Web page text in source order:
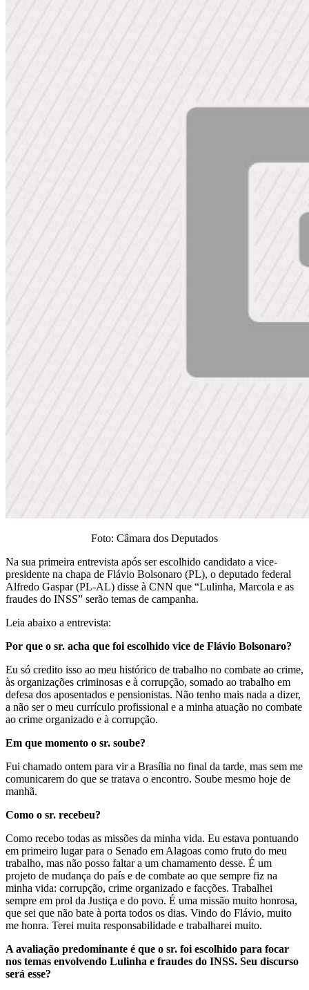
Foto: Câmara dos Deputados
Na sua primeira entrevista após ser escolhido candidato a vice-
presidente na chapa de Flávio Bolsonaro (PL), o deputado federal
Alfredo Gaspar (PL-AL) disse à CNN que “Lulinha, Marcola e as
fraudes do INSS” serão temas de campanha.
Leia abaixo a entrevista:
Por que o sr. acha que foi escolhido vice de Flávio Bolsonaro?
Eu só credito isso ao meu histórico de trabalho no combate ao crime,
às organizações criminosas e à corrupção, somado ao trabalho em
defesa dos aposentados e pensionistas. Não tenho mais nada a dizer,
a não ser o meu currículo profissional e a minha atuação no combate
ao crime organizado e à corrupção.
Em que momento o sr. soube?
Fui chamado ontem para vir a Brasília no final da tarde, mas sem me
comunicarem do que se tratava o encontro. Soube mesmo hoje de
manhã.
Como o sr. recebeu?
Como recebo todas as missões da minha vida. Eu estava pontuando
em primeiro lugar para o Senado em Alagoas como fruto do meu
trabalho, mas não posso faltar a um chamamento desse. É um
projeto de mudança do país e de combate ao que sempre fiz na
minha vida: corrupção, crime organizado e facções. Trabalhei
sempre em prol da Justiça e do povo. É uma missão muito honrosa,
que sei que não bate à porta todos os dias. Vindo do Flávio, muito
me honra. Terei muita responsabilidade e trabalharei muito.
A avaliação predominante é que o sr. foi escolhido para focar
nos temas envolvendo Lulinha e fraudes do INSS. Seu discurso
será esse?